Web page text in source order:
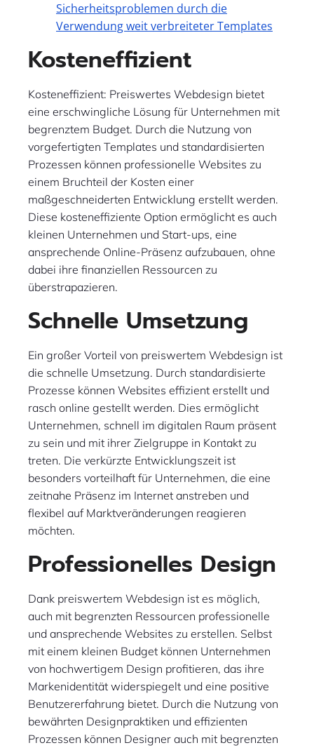
Sicherheitsproblemen durch die
Verwendung weit verbreiteter Templates
Kosteneffizient
Kosteneffizient: Preiswertes Webdesign bietet
eine erschwingliche Lösung für Unternehmen mit
begrenztem Budget. Durch die Nutzung von
vorgefertigten Templates und standardisierten
Prozessen können professionelle Websites zu
einem Bruchteil der Kosten einer
maßgeschneiderten Entwicklung erstellt werden.
Diese kosteneffiziente Option ermöglicht es auch
kleinen Unternehmen und Start-ups, eine
ansprechende Online-Präsenz aufzubauen, ohne
dabei ihre finanziellen Ressourcen zu
überstrapazieren.
Schnelle Umsetzung
Ein großer Vorteil von preiswertem Webdesign ist
die schnelle Umsetzung. Durch standardisierte
Prozesse können Websites effizient erstellt und
rasch online gestellt werden. Dies ermöglicht
Unternehmen, schnell im digitalen Raum präsent
zu sein und mit ihrer Zielgruppe in Kontakt zu
treten. Die verkürzte Entwicklungszeit ist
besonders vorteilhaft für Unternehmen, die eine
zeitnahe Präsenz im Internet anstreben und
flexibel auf Marktveränderungen reagieren
möchten.
Professionelles Design
Dank preiswertem Webdesign ist es möglich,
auch mit begrenzten Ressourcen professionelle
und ansprechende Websites zu erstellen. Selbst
mit einem kleinen Budget können Unternehmen
von hochwertigem Design profitieren, das ihre
Markenidentität widerspiegelt und eine positive
Benutzererfahrung bietet. Durch die Nutzung von
bewährten Designpraktiken und effizienten
Prozessen können Designer auch mit begrenzten